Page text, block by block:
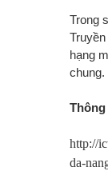
Trong
hạng
chung.
Thông
http://
da-